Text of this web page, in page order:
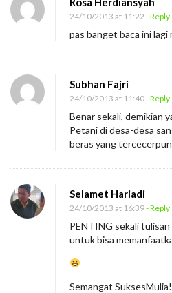
24/10/2013 at 11:22 - Reply
pas banget baca ini lagi
Subhan Fajri
24/10/2013 at 11:40- Reply
Benar sekali, demikian
Petani di desa-desa
beras yang
Selamet Hariadi
24/10/2013 at 16:39- Reply
PENTING sekali
untuk bisa
Semangat SuksesMulia!